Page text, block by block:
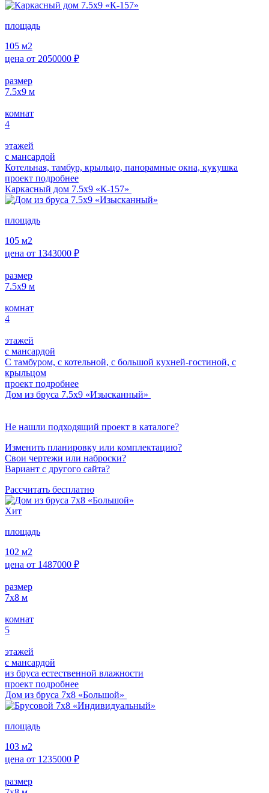
площадь
105 м2
цена от 2050000 ₽
размер
7.5x9 м
комнат
4
этажей
с мансардой
Котельная, тамбур, крыльцо, панорамные окна, кукушка
проект подробнее
Каркасный дом 7.5х9 «К-157»
площадь
105 м2
цена от 1343000 ₽
размер
7.5x9 м
комнат
4
этажей
с мансардой
С тамбуром, с котельной, с большой кухней-гостиной, с
крыльцом
проект подробнее
Дом из бруса 7.5х9 «Изысканный»
Не нашли подходящий проект в каталоге?
Изменить планировку или комплектацию?
Свои чертежи или наброски?
Вариант с другого сайта?
Рассчитать бесплатно
Хит
площадь
102 м2
цена от 1487000 ₽
размер
7х8 м
комнат
5
этажей
с мансардой
из бруса естественной влажности
проект подробнее
Дом из бруса 7х8 «Большой»
площадь
103 м2
цена от 1235000 ₽
размер